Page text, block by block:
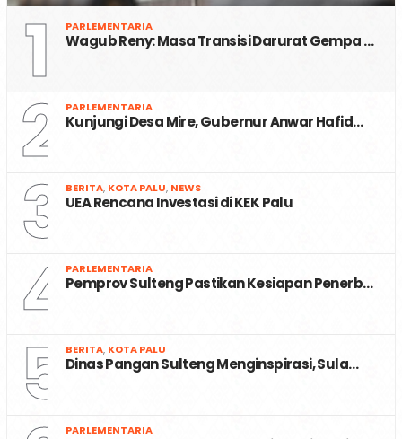
1 PARLEMENTARIA
Wagub Reny: Masa Transisi Darurat Gempa …
2 PARLEMENTARIA
Kunjungi Desa Mire, Gubernur Anwar Hafid…
3 BERITA, KOTA PALU, NEWS
UEA Rencana Investasi di KEK Palu
4 PARLEMENTARIA
Pemprov Sulteng Pastikan Kesiapan Penerb…
5 BERITA, KOTA PALU
Dinas Pangan Sulteng Menginspirasi, Sula…
PARLEMENTARIA